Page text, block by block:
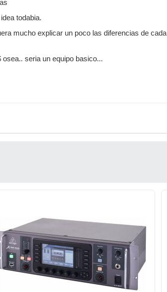
todabia.
mucho explicar un poco las diferencias de cada
seria un equipo basico...